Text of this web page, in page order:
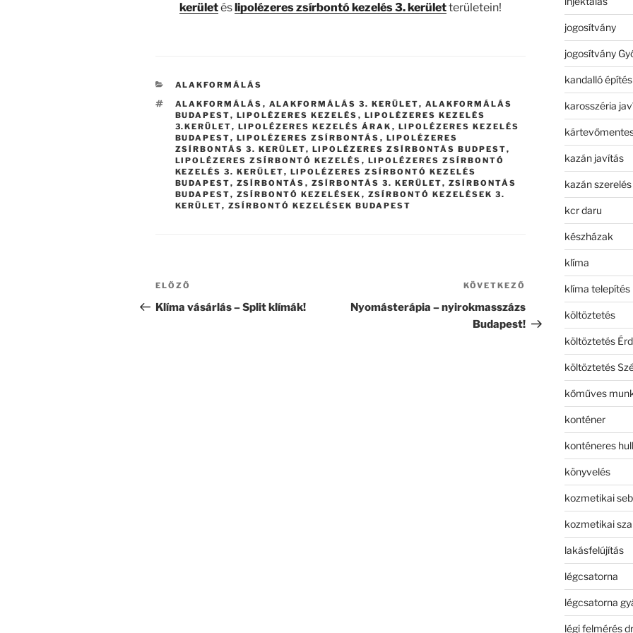
kerületés lipolézeres zsírbontó kezelés 3. kerületterületein!
KATEGÓRIÁK
ALAKFORMÁLÁS
CÍMKÉK
ALAKFORMÁLÁS , ALAKFORMÁLÁS 3. KERÜLET, ALAKFORMÁLÁS
BUDAPEST, LIPOLÉZERES KEZELÉS , LIPOLÉZERES KEZELÉS
3.KERÜLET, LIPOLÉZERES KEZELÉS ÁRAK , LIPOLÉZERES KEZELÉS
BUDAPEST, LIPOLÉZERES ZSÍRBONTÁS , LIPOLÉZERES
ZSÍRBONTÁS 3. KERÜLET, LIPOLÉZERES ZSÍRBONTÁS BUDPEST,
LIPOLÉZERES ZSÍRBONTÓ KEZELÉS , LIPOLÉZERES ZSÍRBONTÓ
KEZELÉS 3. KERÜLET, LIPOLÉZERES ZSÍRBONTÓ KEZELÉS
BUDAPEST, ZSÍRBONTÁS , ZSÍRBONTÁS 3. KERÜLET, ZSÍRBONTÁS
BUDAPEST, ZSÍRBONTÓ KEZELÉSEK , ZSÍRBONTÓ KEZELÉSEK 3.
KERÜLET, ZSÍRBONTÓ KEZELÉSEK BUDAPEST
Bejegyzés
navigáció
Korábbi
bejegyzés
ELŐZŐ
Klíma vásárlás – Split klímák!
Következő
bejegyzés
KÖVETKEZŐ
Nyomásterápia – nyirokmasszázs
Budapest!
jogosítvány
jogosítvány
kandalló építés
karosszéria
kazán javítás
kazán szerelés
kcr daru
készházak
klíma
klíma telepítés
költöztetés
költöztetés Érd
költöztetés
kőműves
konténer
konténeres
könyvelés
kozmetikai
kozmetikai
lakásfelújítás
légcsatorna
légcsatorna
légi felmérés